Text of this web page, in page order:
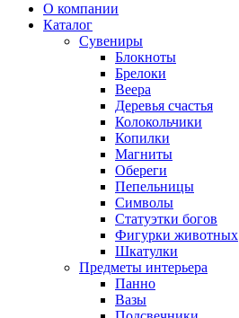
О компании
Каталог
Сувениры
Блокноты
Брелоки
Веера
Деревья счастья
Колокольчики
Копилки
Магниты
Обереги
Пепельницы
Символы
Статуэтки богов
Фигурки животных
Шкатулки
Предметы интерьера
Панно
Вазы